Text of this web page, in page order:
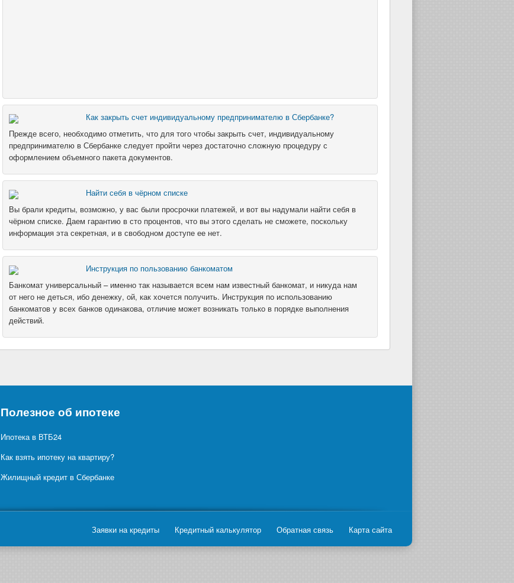
Как закрыть счет индивидуальному предпринимателю в Сбербанке?
Прежде всего, необходимо отметить, что для того чтобы закрыть счет, индивидуальному
предпринимателю в Сбербанке следует пройти через достаточно сложную процедуру с
оформлением объемного пакета документов.
Найти себя в чёрном списке
Вы брали кредиты, возможно, у вас были просрочки платежей, и вот вы надумали найти себя в
чёрном списке. Даем гарантию в сто процентов, что вы этого сделать не сможете, поскольку
информация эта секретная, и в свободном доступе ее нет.
Инструкция по пользованию банкоматом
Банкомат универсальный – именно так называется всем нам известный банкомат, и никуда нам
от него не деться, ибо денежку, ой, как хочется получить. Инструкция по использованию
банкоматов у всех банков одинакова, отличие может возникать только в порядке выполнения
действий.
Полезное об ипотеке
Ипотека в ВТБ24
Как взять ипотеку на квартиру?
Жилищный кредит в Сбербанке
Заявки на кредиты Кредитный калькулятор Обратная связь Карта сайта